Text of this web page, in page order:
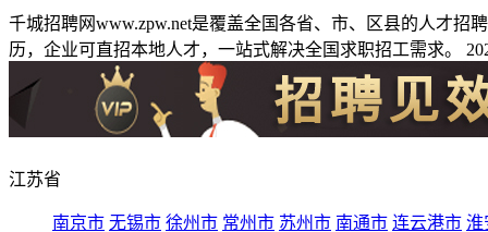
千城招聘网www.zpw.net是覆盖全国各省、市、区县的人才
历，企业可直招本地人才，一站式解决全国求职招工需求。
江苏省
南京市 无锡市 徐州市 常州市 苏州市 南通市 连云港市 淮